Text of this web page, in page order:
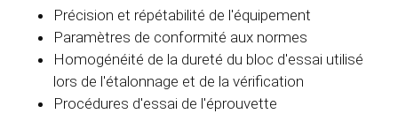
Précision et répétabilité de l'équipement
Paramètres de conformité aux normes
Homogénéité de la dureté du bloc d'essai utilisé
lors de l'étalonnage et de la vérification
Procédures d'essai de l'éprouvette